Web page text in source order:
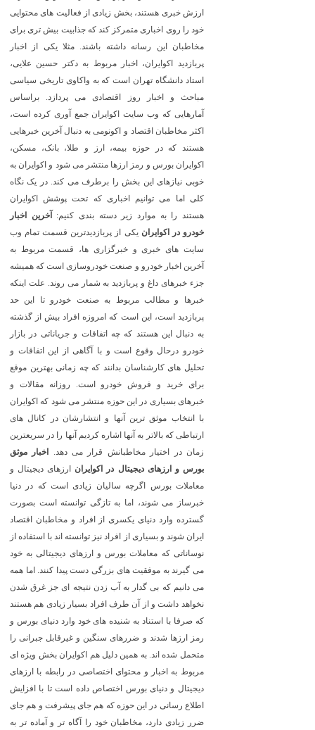
ارزش خبری هستند، بخش زیادی از فعالیت های محتوایی
خود را روی اخباری متمرکز کند که جذابیت بیش تری برای
مخاطبان این رسانه داشته باشند. مثلا یکی از اخبار
پربازدید اکوایران، اخبار مربوط به دکتر حسین علایی،
استاد دانشگاه تهران است که به واکاوی تاریخی سیاسی
مباحث و اخبار روز اقتصادی می پردازد. براساس
آمارهایی که وب سایت اکوایران جمع آوری کرده است،
اکثر مخاطبان اقتصاد و اکونومی به دنبال آخرین خبرهایی
هستند که در حوزه بیمه، ارز و طلا، بانک، مسکن،
اکوایران بورس و رمز ارزها منتشر می شود و اکوایران به
خوبی نیازهای این بخش را برطرف می کند. در یک نگاه
کلی اما می توانیم اخباری که تحت پوشش اکوایران
هستند را به موارد زیر دسته بندی کنیم:
آخرین اخبار
خودرو در اکوایرانیکی از پربازدیدترین قسمت تمام وب
سایت های خبری و خبرگزاری ها، قسمت مربوط به
آخرین اخبار خودرو و صنعت خودروسازی است که همیشه
جزء خبرهای داغ و پربازدید به شمار می روند. علت اینکه
خبرها و مطالب مربوط به صنعت خودرو تا این حد
پربازدید است، این است که امروزه افراد بیش از گذشته
به دنبال این هستند که چه اتفاقات و جریاناتی در بازار
خودرو درحال وقوع است و با آگاهی از این اتفاقات و
تحلیل های کارشناسان بدانند که چه زمانی بهترین موقع
برای خرید و فروش خودرو است. روزانه مقالات و
خبرهای بسیاری در این حوزه منتشر می شود که اکوایران
با انتخاب موثق ترین آنها و انتشارشان در کانال های
ارتباطی که بالاتر به آنها اشاره کردیم آنها را در سریعترین
زمان در اختیار مخاطبانش قرار می دهد.
اخبار موثق
بورس و ارزهای دیجیتال در اکوایرانارزهای دیجیتال و
معاملات بورس اگرچه سالیان زیادی است که در دنیا
خبرساز می شوند، اما به تازگی توانسته است بصورت
گسترده وارد دنیای یکسری از افراد و مخاطبان اقتصاد
ایران شوند و بسیاری از افراد نیز توانسته اند با استفاده از
نوساناتی که معاملات بورس و ارزهای دیجیتالی به خود
می گیرند به موفقیت های بزرگی دست پیدا کنند. اما همه
می دانیم که بی گدار به آب زدن نتیجه ای جز غرق شدن
نخواهد داشت و از آن طرف افراد بسیار زیادی هم هستند
که صرفا با استناد به شنیده های خود وارد دنیای بورس و
رمز ارزها شدند و ضررهای سنگین و غیرقابل جبرانی را
متحمل شده اند. به همین دلیل هم اکوایران بخش ویژه ای
مربوط به اخبار و محتوای اختصاصی در رابطه با ارزهای
دیجیتال و دنیای بورس اختصاص داده است تا با افزایش
اطلاع رسانی در این حوزه که هم جای پیشرفت و هم جای
ضرر زیادی دارد، مخاطبان خود را آگاه تر و آماده تر به